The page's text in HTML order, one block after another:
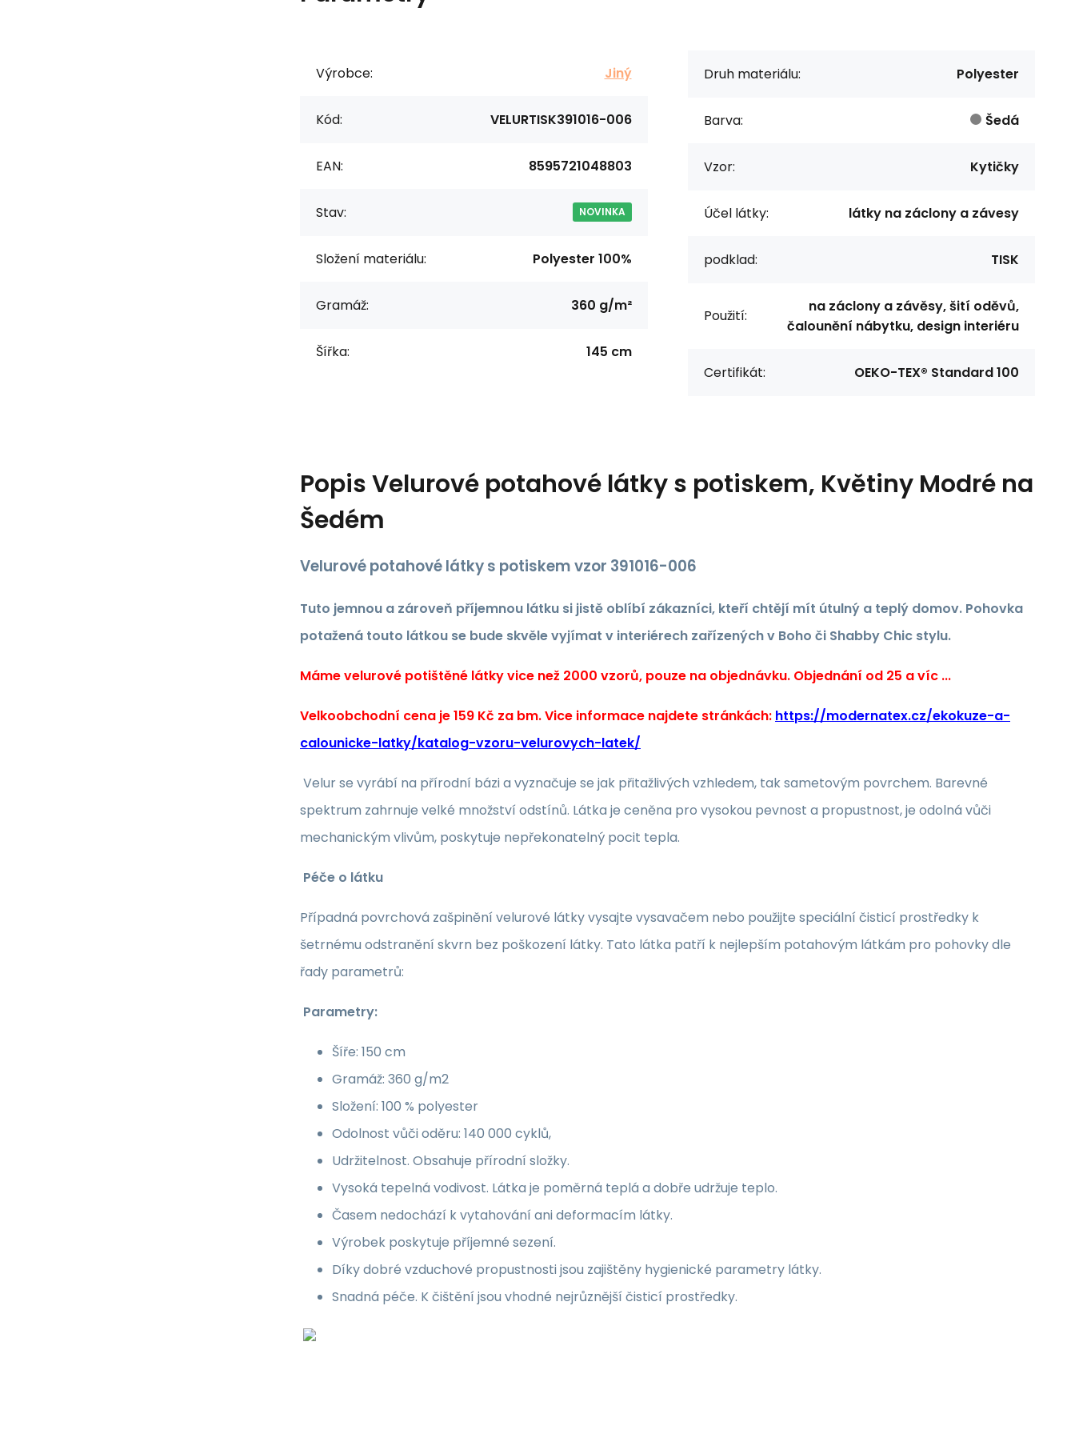
Výrobce: Jiný
Kód: VELURTISK391016-006
EAN: 8595721048803
Stav: NOVINKA
Složení materiálu: Polyester 100%
Gramáž: 360 g/m²
Šířka: 145 cm
Druh materiálu: Polyester
Barva: Šedá
Vzor: Kytičky
Účel látky: látky na záclony a závesy
podklad: TISK
Použití:
na záclony a závěsy, šití oděvů,
čalounění nábytku, design interiéru
Certifikát: OEKO-TEX® Standard 100
PopisVelurové potahové látky s potiskem, Květiny Modré na
Šedém
Velurové potahové látky s potiskem vzor 391016-006
Tuto jemnou a zároveň příjemnou látku si jistě oblíbí zákazníci, kteří chtějí mít útulný a teplý domov. Pohovka
potažená touto látkou se bude skvěle vyjímat v interiérech zařízených v Boho či Shabby Chic stylu.
Máme velurové potištěné látky vice než 2000 vzorů, pouze na objednávku. Objednání od 25 a víc ...
Velkoobchodní cena je 159 Kč za bm. Vice informace najdete stránkách: https://modernatex.cz/ekokuze-a-
calounicke-latky/katalog-vzoru-velurovych-latek/
Velur se vyrábí na přírodní bázi a vyznačuje se jak přitažlivých vzhledem, tak sametovým povrchem. Barevné
spektrum zahrnuje velké množství odstínů. Látka je ceněna pro vysokou pevnost a propustnost, je odolná vůči
mechanickým vlivům, poskytuje nepřekonatelný pocit tepla.
Péče o látku
Případná povrchová zašpinění velurové látky vysajte vysavačem nebo použijte speciální čisticí prostředky k
šetrnému odstranění skvrn bez poškození látky. Tato látka patří k nejlepším potahovým látkám pro pohovky dle
řady parametrů:
Parametry:
Šíře: 150 cm
Gramáž: 360 g/m2
Složení: 100 % polyester
Odolnost vůči oděru: 140 000 cyklů,
Udržitelnost. Obsahuje přírodní složky.
Vysoká tepelná vodivost. Látka je poměrná teplá a dobře udržuje teplo.
Časem nedochází k vytahování ani deformacím látky.
Výrobek poskytuje příjemné sezení.
Díky dobré vzduchové propustnosti jsou zajištěny hygienické parametry látky.
Snadná péče. K čištění jsou vhodné nejrůznější čisticí prostředky.